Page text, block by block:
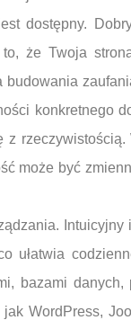
dostępny.
że Twoja
budowania
konkretnego
może być
ułatwia
bazami
WordPress,